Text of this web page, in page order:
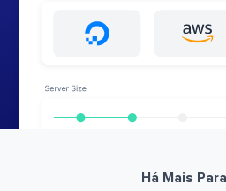
Há Mais